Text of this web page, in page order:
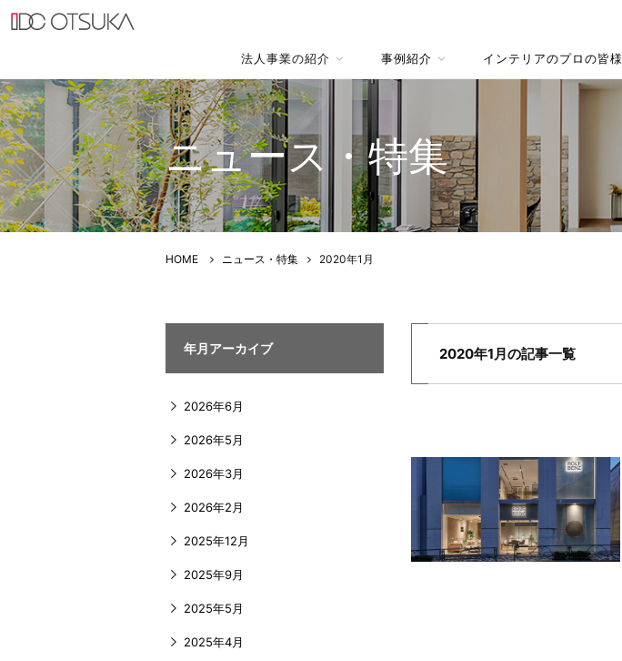
法人事業の紹介 事例紹介 インテリアのプロの皆様
ニュース・特集
HOME ニュース・特集 2020年1月
2020年1月の記事一覧
年月アーカイブ
2026年6月
2026年5月
2026年3月
2026年2月
2025年12月
2025年9月
2025年5月
2025年4月